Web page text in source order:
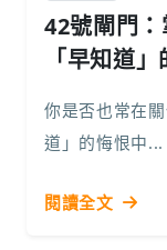
42號閘門
「早知道
你是否也常在
道」的悔恨中...
閱讀全文